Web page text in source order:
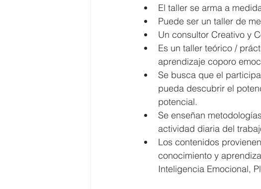
El taller se arma a
Puede ser un taller de
Un consultor Creativo y
Es un taller teórico /
aprendizaje coporo
Se busca que el
pueda descubrir el
potencial.
Se enseñan
actividad diaria del
Los contenidos
conocimiento y
Inteligencia Emocional,